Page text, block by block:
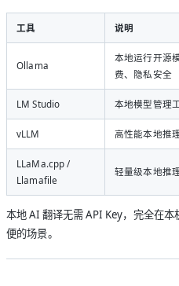
工具 说明
Ollama
本地运行开源
费、隐私安全
LM Studio 本地模型管理
vLLM 高性能本地推
LLaMa.cpp /
Llamafile
轻量级本地推
本地 AI 翻译无需 API Key，完全在
便的场景。